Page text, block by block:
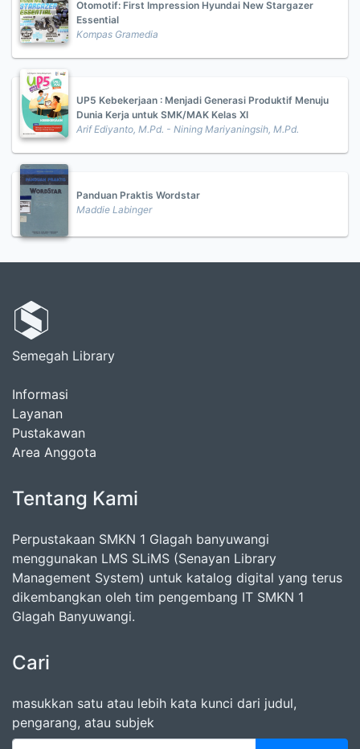
Otomotif: First Impression Hyundai New Stargazer
Essential
Kompas Gramedia
UP5 Kebekerjaan : Menjadi Generasi Produktif Menuju
Dunia Kerja untuk SMK/MAK Kelas XI
Arif Ediyanto, M.Pd. - Nining Mariyaningsih, M.Pd.
Panduan Praktis Wordstar
Maddie Labinger
Semegah Library
Informasi
Layanan
Pustakawan
Area Anggota
Tentang Kami
Perpustakaan SMKN 1 Glagah banyuwangi
menggunakan LMS SLiMS (Senayan Library
Management System) untuk katalog digital yang terus
dikembangkan oleh tim pengembang IT SMKN 1
Glagah Banyuwangi.
Cari
masukkan satu atau lebih kata kunci dari judul,
pengarang, atau subjek